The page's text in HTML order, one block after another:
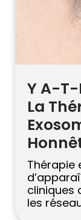
Y A-T-
La
Thérapie
cliniques
les